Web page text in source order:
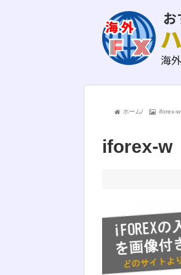
ホーム/ iforex-w
iforex-w